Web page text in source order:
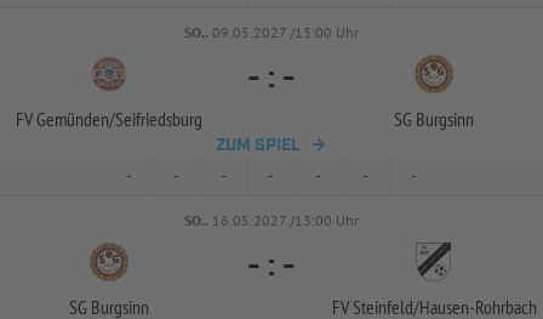
SO.. 09.05.2027 /13:00 Uhr
FV Gemünden/Seifriedsburg
- : -
SG Burgsinn
ZUM SPIEL
- - - - - - -
SO.. 16.05.2027 /13:00 Uhr
SG Burgsinn
- : -
FV Steinfeld/Hausen-Rohrbach